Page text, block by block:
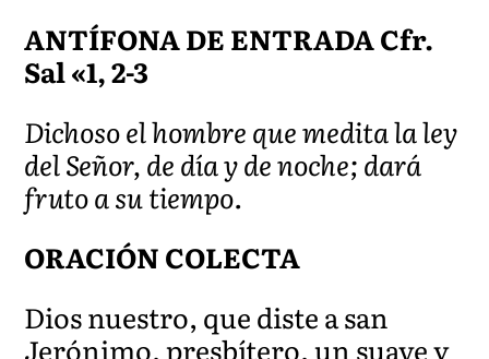
ANTÍFONA DE ENTRADA Cfr.
Sal «1, 2-3
Dichoso el hombre que medita la ley
del Señor, de día y de noche; dará
fruto a su tiempo.
ORACIÓN COLECTA
Dios nuestro, que diste a san
Jerónimo, presbítero, un suave y